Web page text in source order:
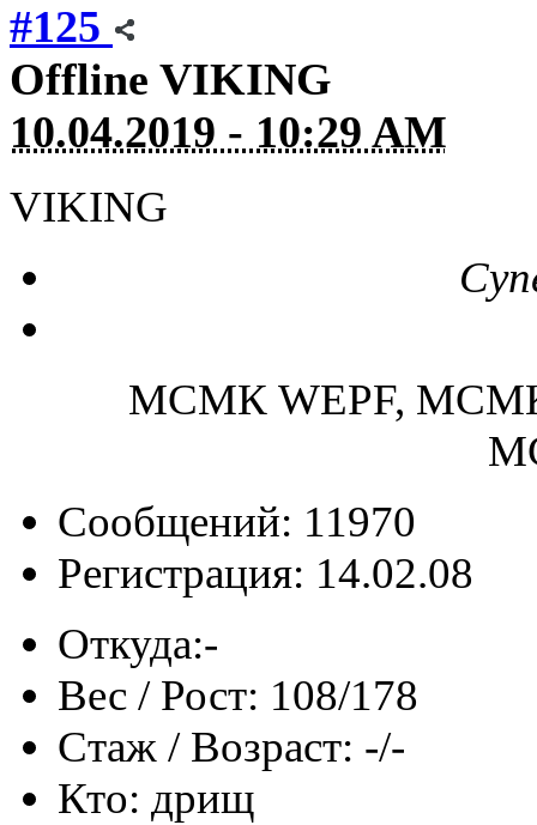
#125
Offline VIKING
10.04.2019 - 10:29 AM
VIKING
МСМК WEPF,
Сообщений: 11970
Регистрация: 14.02.08
Откуда:-
Вес / Рост: 108/178
Стаж / Возраст: -/-
Кто: дрищ